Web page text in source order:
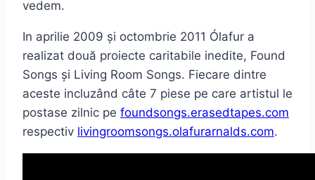
vedem.
In aprilie 2009 și octombrie 2011 Ólafur a
realizat două proiecte caritabile inedite, Found
Songs și Living Room Songs. Fiecare dintre
aceste incluzând câte 7 piese pe care artistul le
postase zilnic pe foundsongs.erasedtapes.com
respectiv livingroomsongs.olafurarnalds.com.